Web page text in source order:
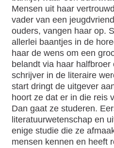
Mensen uit haar
vader van een
ouders, vangen haar op.
allerlei baantjes in de
haar de wens om een
belandt via haar
schrijver in de literaire
start dringt de uitgever
hoort ze dat er in die reis
Dan gaat ze studeren.
literatuurwetenschap en
enige studie die ze
mensen kennen en heeft